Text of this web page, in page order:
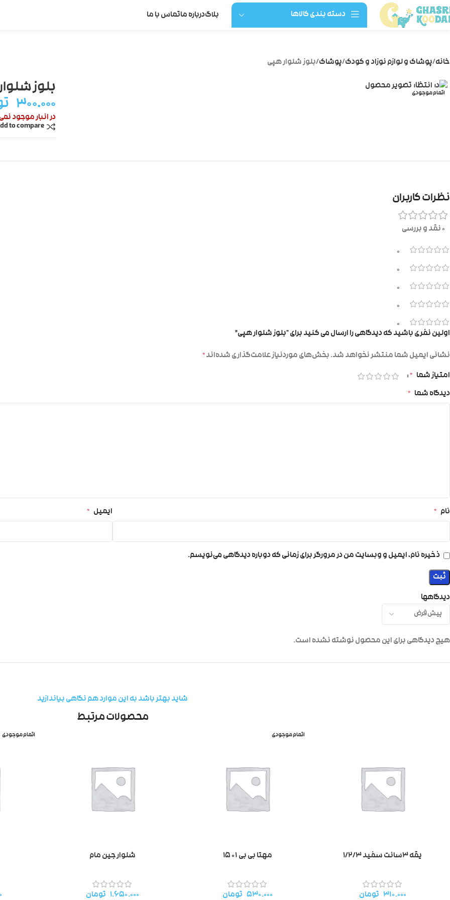
دسته بندی کالاها بلاگدرباره ماتماس با ما
خانه پوشاک و لوازم نوزاد و کودک پوشاک بلوز شلوار هپی
اتمام موجودی
بلوز
۳۰۰.۰۰۰
در انبار موجود
to compare
نظرات کاربران
0 نقد و بررسی
0
0
0
0
0
دیدگاهها
هیچ دیدگاهی برای این محصول نوشته نشده است.
اولین نفری باشید که دیدگاهی را ارسال می کنید برای “بلوز شلوار هپی”
نشانی ایمیل شما منتشر نخواهد شد.بخش‌های موردنیاز علامت‌گذاری شده‌اند*
امتیاز شما *
دیدگاه شما *
نام * ایمیل *
ذخیره نام، ایمیل و وبسایت من در مرورگر برای زمانی که دوباره دیدگاهی می‌نویسم.
شاید بهتر باشد به این موارد هم نگاهی بیاندازید
محصولات مرتبط
یقه ۳سانت سفید ۱/۲/۳
۳۱۰.۰۰۰ تومان
اتمام موجودی
مهتا بی بی ۱۵۰۱
۵۳۰.۰۰۰ تومان
شلوار جین مام
۱.۶۵۰.۰۰۰ تومان
اتمام موجودی